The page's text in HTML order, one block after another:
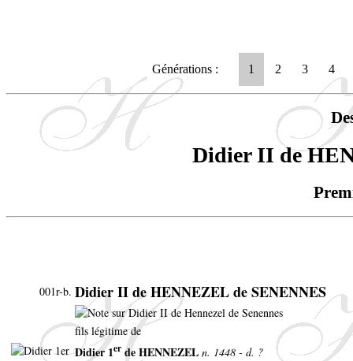
Générations : 1 2 3 4
Didier II de
001r-b. Didier II de HENNEZEL de SENENNES
fils légitime de
Didier 1er de HENNEZEL n. 1448 - d. ?